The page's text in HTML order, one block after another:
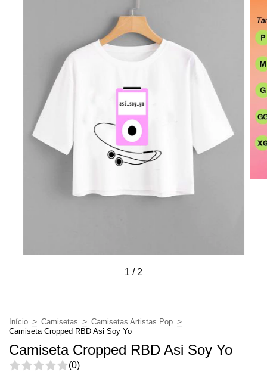
1 / 2
Início > Camisetas > Camisetas Artistas Pop >
Camiseta Cropped RBD Asi Soy Yo
Camiseta Cropped RBD Asi Soy Yo
(0)